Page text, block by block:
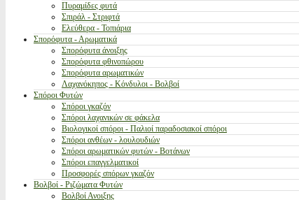
Πυραμίδες φυτά
Σπιράλ - Στριφτά
Ελεύθερα - Τοπιάρια
Σπορόφυτα - Αρωματικά
Σπορόφυτα άνοιξης
Σπορόφυτα φθινοπώρου
Σπορόφυτα αρωματικών
Λαχανόκηπος - Κόνδυλοι - Βολβοί
Σπόροι Φυτών
Σπόροι γκαζόν
Σπόροι λαχανικών σε φάκελα
Βιολογικοί σπόροι - Παλιοί παραδοσιακοί σπόροι
Σπόροι ανθέων - λουλουδιών
Σπόροι αρωματικών φυτών - Βοτάνων
Σπόροι επαγγελματικοί
Προσφορές σπόρων γκαζόν
Βολβοί - Ριζώματα Φυτών
Βολβοί Ανοιξης